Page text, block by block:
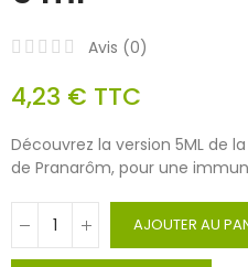
Avis (0)
4,23 € TTC
Découvrez la version 5ML de
de Pranarôm, pour une
AJOUTER AU